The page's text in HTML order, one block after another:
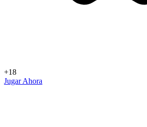
+18
Jugar Ahora